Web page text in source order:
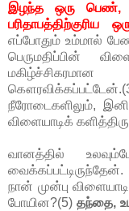
இழந்த ஒரு பெண்,
பரிதாபத்திற்குரிய
எப்போதும் உம்மால்
பெருமதிப்பின்
நீரோடைகளிலும்,
விளையாடிக்
வானத்தில்
நான் முன்பு
போயின?(5) தந்தை,